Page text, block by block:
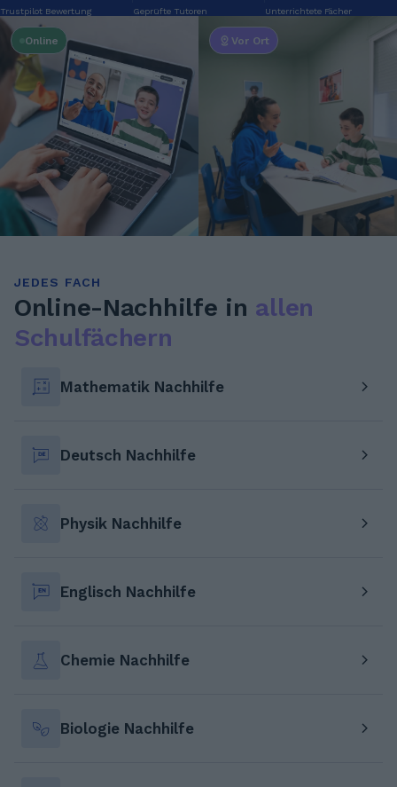
Trustpilot Bewertung Geprüfte Tutoren Unterrichtete Fächer
Online Vor Ort
JEDES FACH
Online-Nachhilfe in allen
Schulfächern
Mathematik Nachhilfe
Deutsch Nachhilfe
Physik Nachhilfe
Englisch Nachhilfe
Chemie Nachhilfe
Biologie Nachhilfe